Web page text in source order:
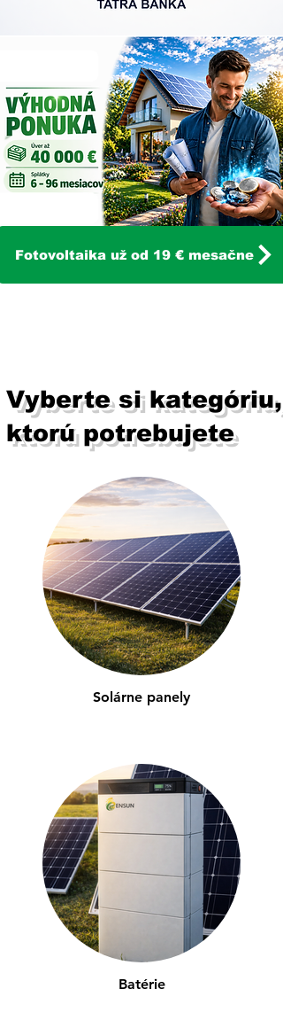
Fotovoltaika už od 19 € mesačne
Vyberte si kategóriu,
ktorú potrebujete
Solárne panely
Batérie